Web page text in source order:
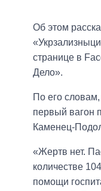
Об этом
странице в
Дело».
По его словам,
первый вагон
Каменец-
«Жертв нет.
количестве
помощи